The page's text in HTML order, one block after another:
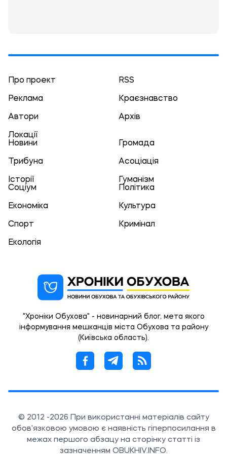
Про проект RSS
Реклама Краєзнавство
Автори Архів
Локації
Новини
Громада
Трибуна Асоціація
Історії
Гуманізм
Соціум
Політика
Економіка Культура
Спорт Кримінал
Екологія
"Хроніки Обухова" - новинарний блог, мета якого
інформування мешканців міста Обухова та району
(Київська область).
© 2012 -2026 При використанні матеріалів сайту
обов'язковою умовою є наявність гіперпосилання в
межах першого абзацу на сторінку статті із
зазначенням OBUKHIV.INFO.